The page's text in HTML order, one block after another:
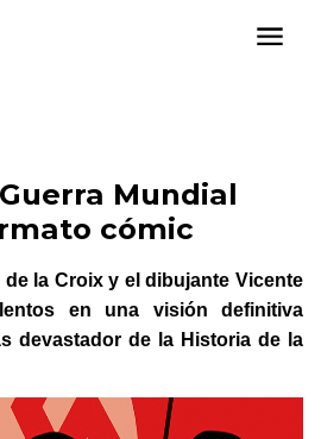
Mundial
cómic
la Croix y el dibujante Vicente
en una visión definitiva
devastador de la Historia de la